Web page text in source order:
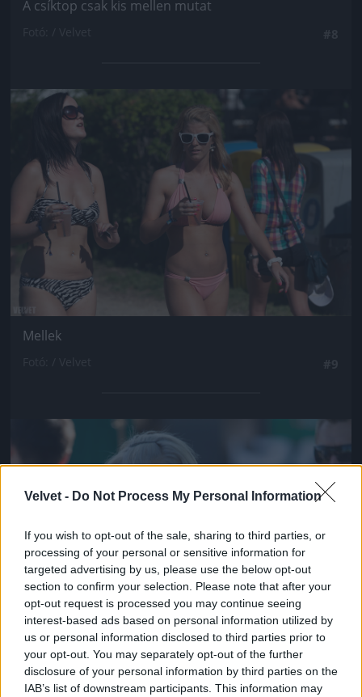
Velvet - Do Not Process My Personal Information
If you wish to opt-out of the sale, sharing to third parties, or
processing of your personal or sensitive information for
targeted advertising by us, please use the below opt-out
section to confirm your selection. Please note that after your
opt-out request is processed you may continue seeing
interest-based ads based on personal information utilized by
us or personal information disclosed to third parties prior to
your opt-out. You may separately opt-out of the further
disclosure of your personal information by third parties on the
IAB’s list of downstream participants. This information may
A csíktop csak kis mellen mutat
Jön még kép!
Mellek
Jön még kép!